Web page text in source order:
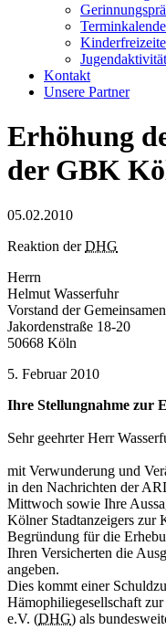
Kontakt
Unsere Partner
Erhöhung
der GBK
05.02.2010
Reaktion derDHG
Herrn
Helmut Wasserfuhr
Vorstand der
Jakordenstraße 18-20
50668 Köln
5. Februar 2010
Ihre Stellungnahme zur
Sehr geehrter Herr
mit Verwunderung und
in den Nachrichten der
Mittwoch sowie Ihre
Kölner Stadtanzeigers zur
Begründung für die
Ihren Versicherten die
angeben.
Dies kommt einer
Hämophiliegesellschaft
e.V. (DHG) als